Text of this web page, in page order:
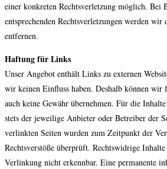
einer konkreten Rechtsverletzung möglich. Bei
entsprechenden Rechtsverletzungen werden wir
entfernen.
Haftung für Links
Unser Angebot enthält Links zu externen
wir keinen Einfluss haben. Deshalb können wir
auch keine Gewähr übernehmen. Für die
stets der jeweilige Anbieter oder Betreiber der
verlinkten Seiten wurden zum Zeitpunkt der
Rechtsverstöße überprüft. Rechtswidrige
Verlinkung nicht erkennbar. Eine permanente